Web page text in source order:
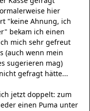
hier
"keine Ahnung, ich
bekam ich einen
mich sehr gefreut
(auch wenn mein
sugerieren mag)
gefragt hätte...
jetzt doppelt: zum
einen Puma unter